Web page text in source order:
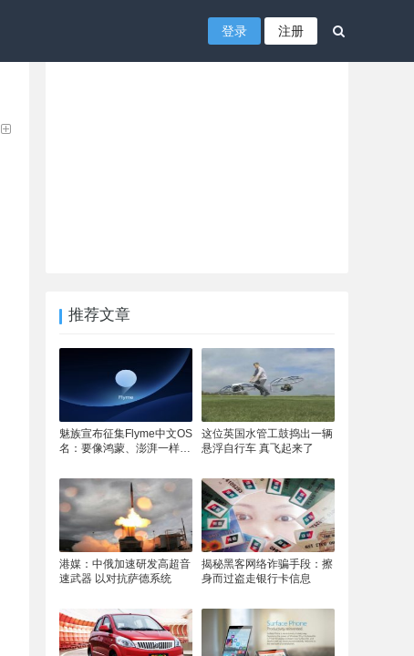
登录 注册
推荐文章
魅族宣布征集Flyme中文OS
名：要像鸿蒙、澎湃一样响
这位英国水管工鼓捣出一辆
悬浮自行车 真飞起来了
港媒：中俄加速研发高超音
速武器 以对抗萨德系统
揭秘黑客网络诈骗手段：擦
身而过盗走银行卡信息